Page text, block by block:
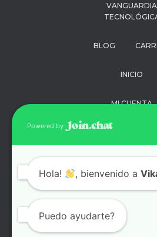
VANGUARDIA
BLOG
INICIO
MI CUENTA
PRIVACIDAD
SOPORTE
TÉRMINOS Y
Powered by
Hola! , bienvenido a
Puedo ayudarte?